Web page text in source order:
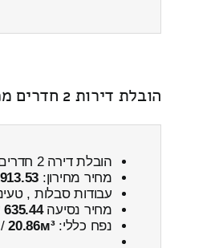
הובלת דירות 2 חדרים מכפר מנחם ← לכפר חסידים א'
הובלת דירה 2 חדרים מחיר מכפר מנחם ← לכפר חסידים א'
מחיר מחירון:
עבודות סבלות ,
מחיר נסיעה635.44 שקל
נפח כללי:20.86м³
/